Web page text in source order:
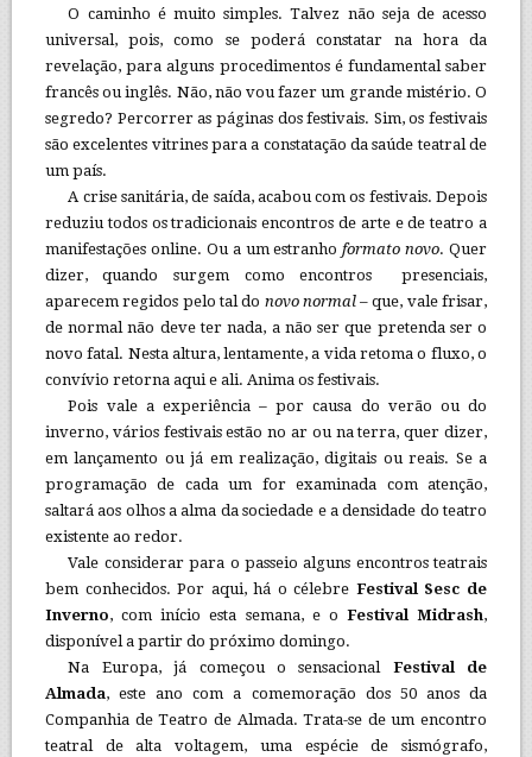
O caminho é muito simples. Talvez não seja de acesso
universal, pois, como se poderá constatar na hora da
revelação, para alguns procedimentos é fundamental saber
francês ou inglês. Não, não vou fazer um grande mistério. O
segredo? Percorrer as páginas dos festivais. Sim, os festivais
são excelentes vitrines para a constatação da saúde teatral de
um país.
A crise sanitária, de saída, acabou com os festivais. Depois
reduziu todos os tradicionais encontros de arte e de teatro a
manifestações online. Ou a um estranhoformato novo. Quer
dizer, quando surgem como encontros presenciais,
aparecem regidos pelo tal do novo normal– que, vale frisar,
de normal não deve ter nada, a não ser que pretenda ser o
novo fatal. Nesta altura, lentamente, a vida retoma o fluxo, o
convívio retorna aqui e ali. Anima os festivais.
Pois vale a experiência–por causa do verão ou do
inverno, vários festivais estão no ar ou na terra, quer dizer,
em lançamento ou já em realização, digitais ou reais. Se a
programação de cada um for examinada com atenção,
saltará aos olhos a alma da sociedade e a densidade do teatro
existente ao redor.
Vale considerar para o passeio alguns encontros teatrais
bem conhecidos. Por aqui, há o célebre Festival Sesc de
Inverno, com início esta semana, e o Festival Midrash,
disponível a partir do próximo domingo.
Na Europa, já começou o sensacional Festival de
Almada, este ano com a comemoração dos 50 anos da
Companhia de Teatro de Almada. Trata-se de um encontro
teatral de alta voltagem, uma espécie de sismógrafo,